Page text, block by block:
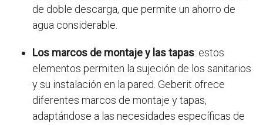
de doble descarga, que permite un ahorro de
agua considerable.
Los marcos de montaje y las tapas: estos
elementos permiten la sujeción de los sanitarios
y su instalación en la pared. Geberit ofrece
diferentes marcos de montaje y tapas,
adaptándose a las necesidades específicas de